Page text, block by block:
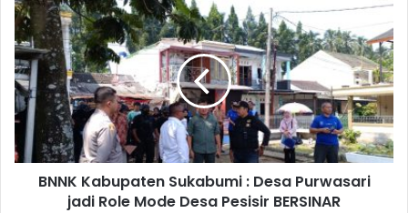
BNNK Kabupaten Sukabumi : Desa Purwasari
jadi Role Mode Desa Pesisir BERSINAR